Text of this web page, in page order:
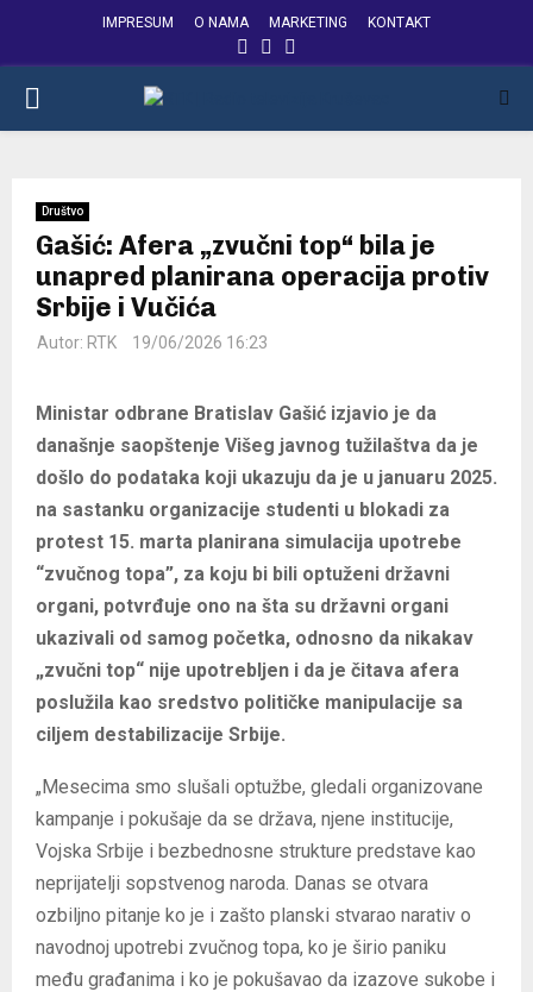
IMPRESUM O NAMA MARKETING KONTAKT
FACEBOOK
INSTAGRAM
PRIMARY
Društvo
Gašić: Afera „zvučni top“ bila je
unapred planirana operacija protiv
Srbije i Vučića
Autor: RTK 19/06/2026 16:23
Ministar odbrane Bratislav Gašić izjavio je da
današnje saopštenje Višeg javnog tužilaštva da je
došlo do podataka koji ukazuju da je u januaru 2025.
na sastanku organizacije studenti u blokadi za
protest 15. marta planirana simulacija upotrebe
“zvučnog topa”, za koju bi bili optuženi državni
organi, potvrđuje ono na šta su državni organi
ukazivali od samog početka, odnosno da nikakav
„zvučni top“ nije upotrebljen i da je čitava afera
poslužila kao sredstvo političke manipulacije sa
ciljem destabilizacije Srbije.
„Mesecima smo slušali optužbe, gledali organizovane
kampanje i pokušaje da se država, njene institucije,
Vojska Srbije i bezbednosne strukture predstave kao
neprijatelji sopstvenog naroda. Danas se otvara
ozbiljno pitanje ko je i zašto planski stvarao narativ o
navodnoj upotrebi zvučnog topa, ko je širio paniku
među građanima i ko je pokušavao da izazove sukobe i